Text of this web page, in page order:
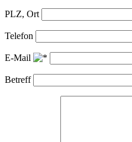
PLZ, Ort
Telefon
E-Mail
Betreff